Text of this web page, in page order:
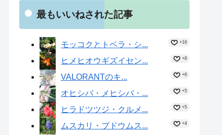
最もいいねされた記事
モッコクとトベラ・シ... +16
ヒメヒオウギズイセン... +8
VALORANTのキ... +6
オヒシバ・メヒシバ・... +5
ヒラドツツジ・クルメ... +5
ムスカリ・ブドウムス... +4